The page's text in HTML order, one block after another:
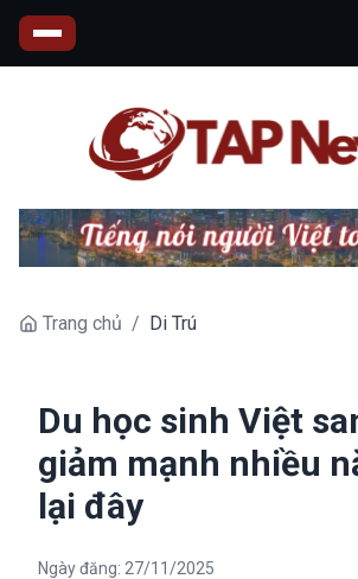
Trang chủ / Di Trú
Du học sinh Việt
giảm mạnh nhiều
lại đây
Ngày đăng: 27/11/2025